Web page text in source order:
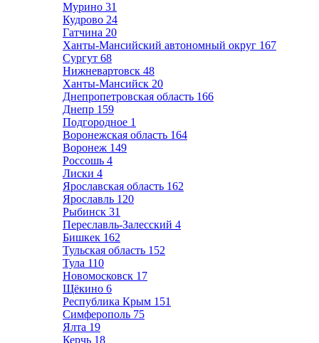
Мурино 31
Кудрово 24
Гатчина 20
Ханты-Мансийский автономный округ 167
Сургут 68
Нижневартовск 48
Ханты-Мансийск 20
Днепропетровская область 166
Днепр 159
Подгородное 1
Воронежская область 164
Воронеж 149
Россошь 4
Лиски 4
Ярославская область 162
Ярославль 120
Рыбинск 31
Переславль-Залесский 4
Бишкек 162
Тульская область 152
Тула 110
Новомосковск 17
Щёкино 6
Республика Крым 151
Симферополь 75
Ялта 19
Керчь 18